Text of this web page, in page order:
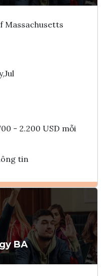
Massachusetts
- 2.200 USD mỗi
tin
Ghi danh
Tham vấn Interlink
BA